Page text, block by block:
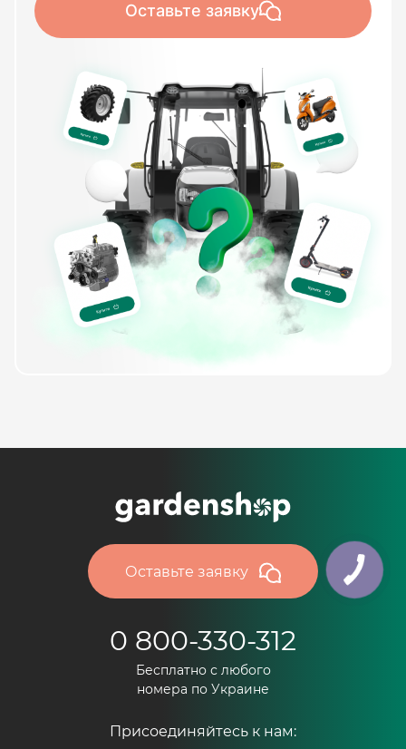
Оставьте заявку
Оставьте заявку
0 800-330-312
Бесплатно с любого
номера по Украине
Присоединяйтесь к нам: